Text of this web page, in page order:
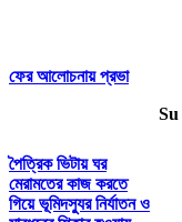
ফের আলোচনায় প্রভা
পৈত্রিক ভিটায় ঘর
মেরামতের কাজ করতে
গিয়ে ভূমিদস্যুর নির্যাতন ও
Su